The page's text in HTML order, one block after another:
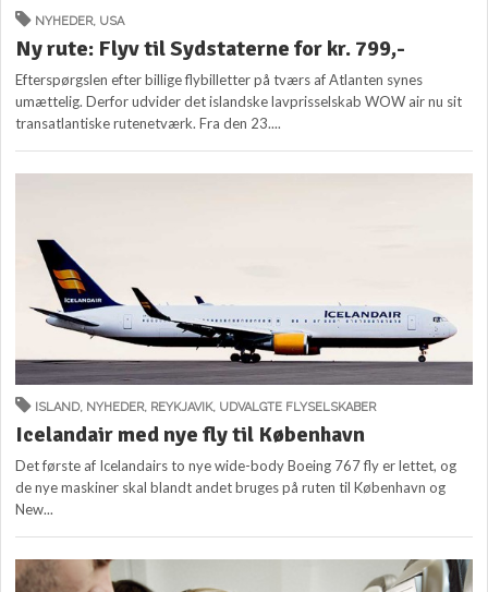
NYHEDER, USA
Ny rute: Flyv til Sydstaterne for kr. 799,-
Efterspørgslen efter billige flybilletter på tværs af Atlanten synes
umættelig. Derfor udvider det islandske lavprisselskab WOW air nu sit
transatlantiske rutenetværk. Fra den 23....
ISLAND, NYHEDER, REYKJAVIK, UDVALGTE FLYSELSKABER
Icelandair med nye fly til København
Det første af Icelandairs to nye wide-body Boeing 767 fly er lettet, og
de nye maskiner skal blandt andet bruges på ruten til København og
New...